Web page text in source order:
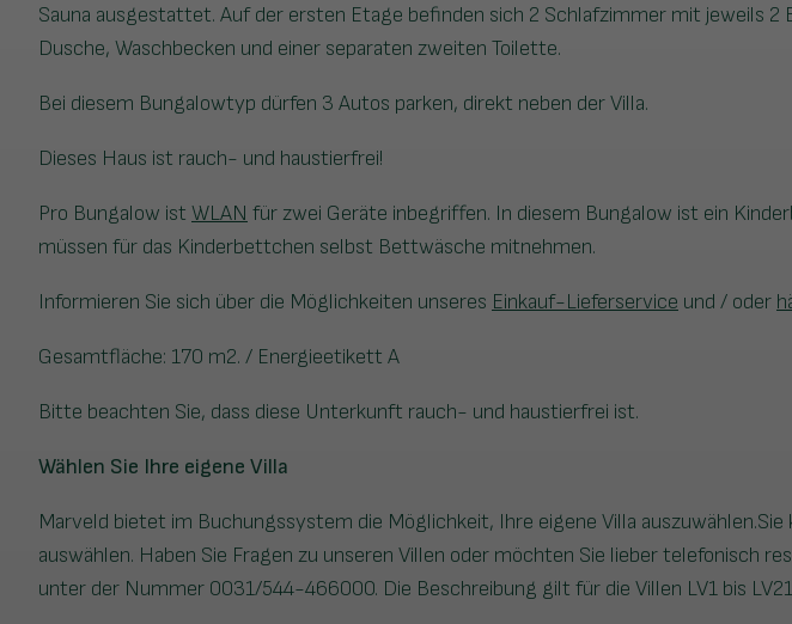
Sauna ausgestattet. Auf der ersten Etage befinden sich 2 Schlafzimmer mit jeweils
Dusche, Waschbecken und einer separaten zweiten Toilette.
Bei diesem Bungalowtyp dürfen 3 Autos parken, direkt neben der Villa.
Dieses Haus ist rauch- und haustierfrei!
Pro Bungalow ist WLAN für zwei Geräte inbegriffen. In diesem Bungalow ist ein
müssen für das Kinderbettchen selbst Bettwäsche mitnehmen.
Informieren Sie sich über die Möglichkeiten unseres Einkauf-Lieferservice und / oder
Gesamtfläche: 170 m2. / Energieetikett A
Bitte beachten Sie, dass diese Unterkunft rauch- und haustierfrei ist.
Wählen Sie Ihre eigene Villa
Marveld bietet im Buchungssystem die Möglichkeit, Ihre eigene Villa
auswählen. Haben Sie Fragen zu unseren Villen oder möchten Sie lieber telefonisch
unter der Nummer 0031/544-466000. Die Beschreibung gilt für die Villen LV1 bis